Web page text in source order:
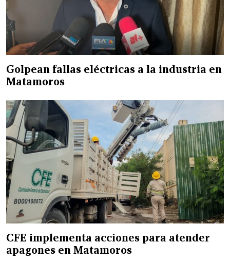
Golpean fallas eléctricas a la industria en
Matamoros
CFE implementa acciones para atender
apagones en Matamoros